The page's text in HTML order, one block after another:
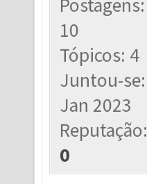
Postagens:
10
Tópicos: 4
Juntou-se:
Jan 2023
Reputação:
0